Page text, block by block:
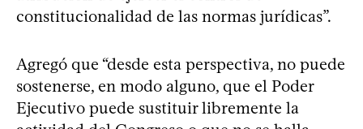
constitucionalidad de las normas jurídicas”.
Agregó que “desde esta perspectiva, no puede
sostenerse, en modo alguno, que el Poder
Ejecutivo puede sustituir libremente la